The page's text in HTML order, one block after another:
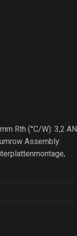
Rth (°C/W): 3,2 AN
Assembly: